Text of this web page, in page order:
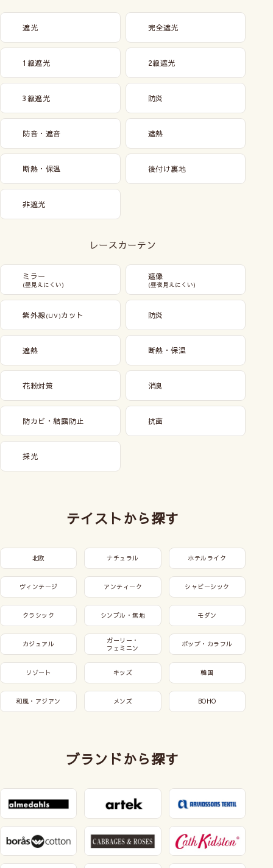
遮光 完全遮光
1級遮光 2級遮光
3級遮光 防炎
防音・遮音 遮熱
断熱・保温 後付け裏地
非遮光
レースカーテン
ミラー
(昼見えにくい)
遮像
(昼夜見えにくい)
紫外線(UV)カット 防炎
遮熱 断熱・保温
花粉対策 消臭
防カビ・結露防止 抗菌
採光
テイストから探す
北欧 ナチュラル ホテルライク
ヴィンテージ アンティーク シャビーシック
クラシック シンプル・無地 モダン
カジュアル
ガーリー・
フェミニン
ポップ・カラフル
リゾート キッズ 韓国
和風・アジアン メンズ BOHO
ブランドから探す